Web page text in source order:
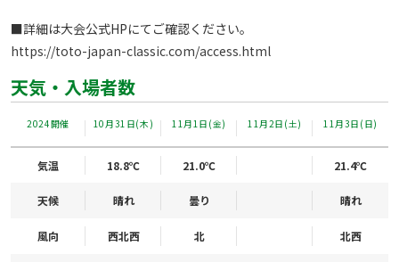
https://toto-japan-classic.com/access.html
天気・入場者数
2024開催 10月31日(木) 11月1日(金) 11月2日(土) 11月3日(日)
気温 18.8℃ 21.0℃ 21.4℃
天候 晴れ 曇り 晴れ
風向 西北西 北 北西